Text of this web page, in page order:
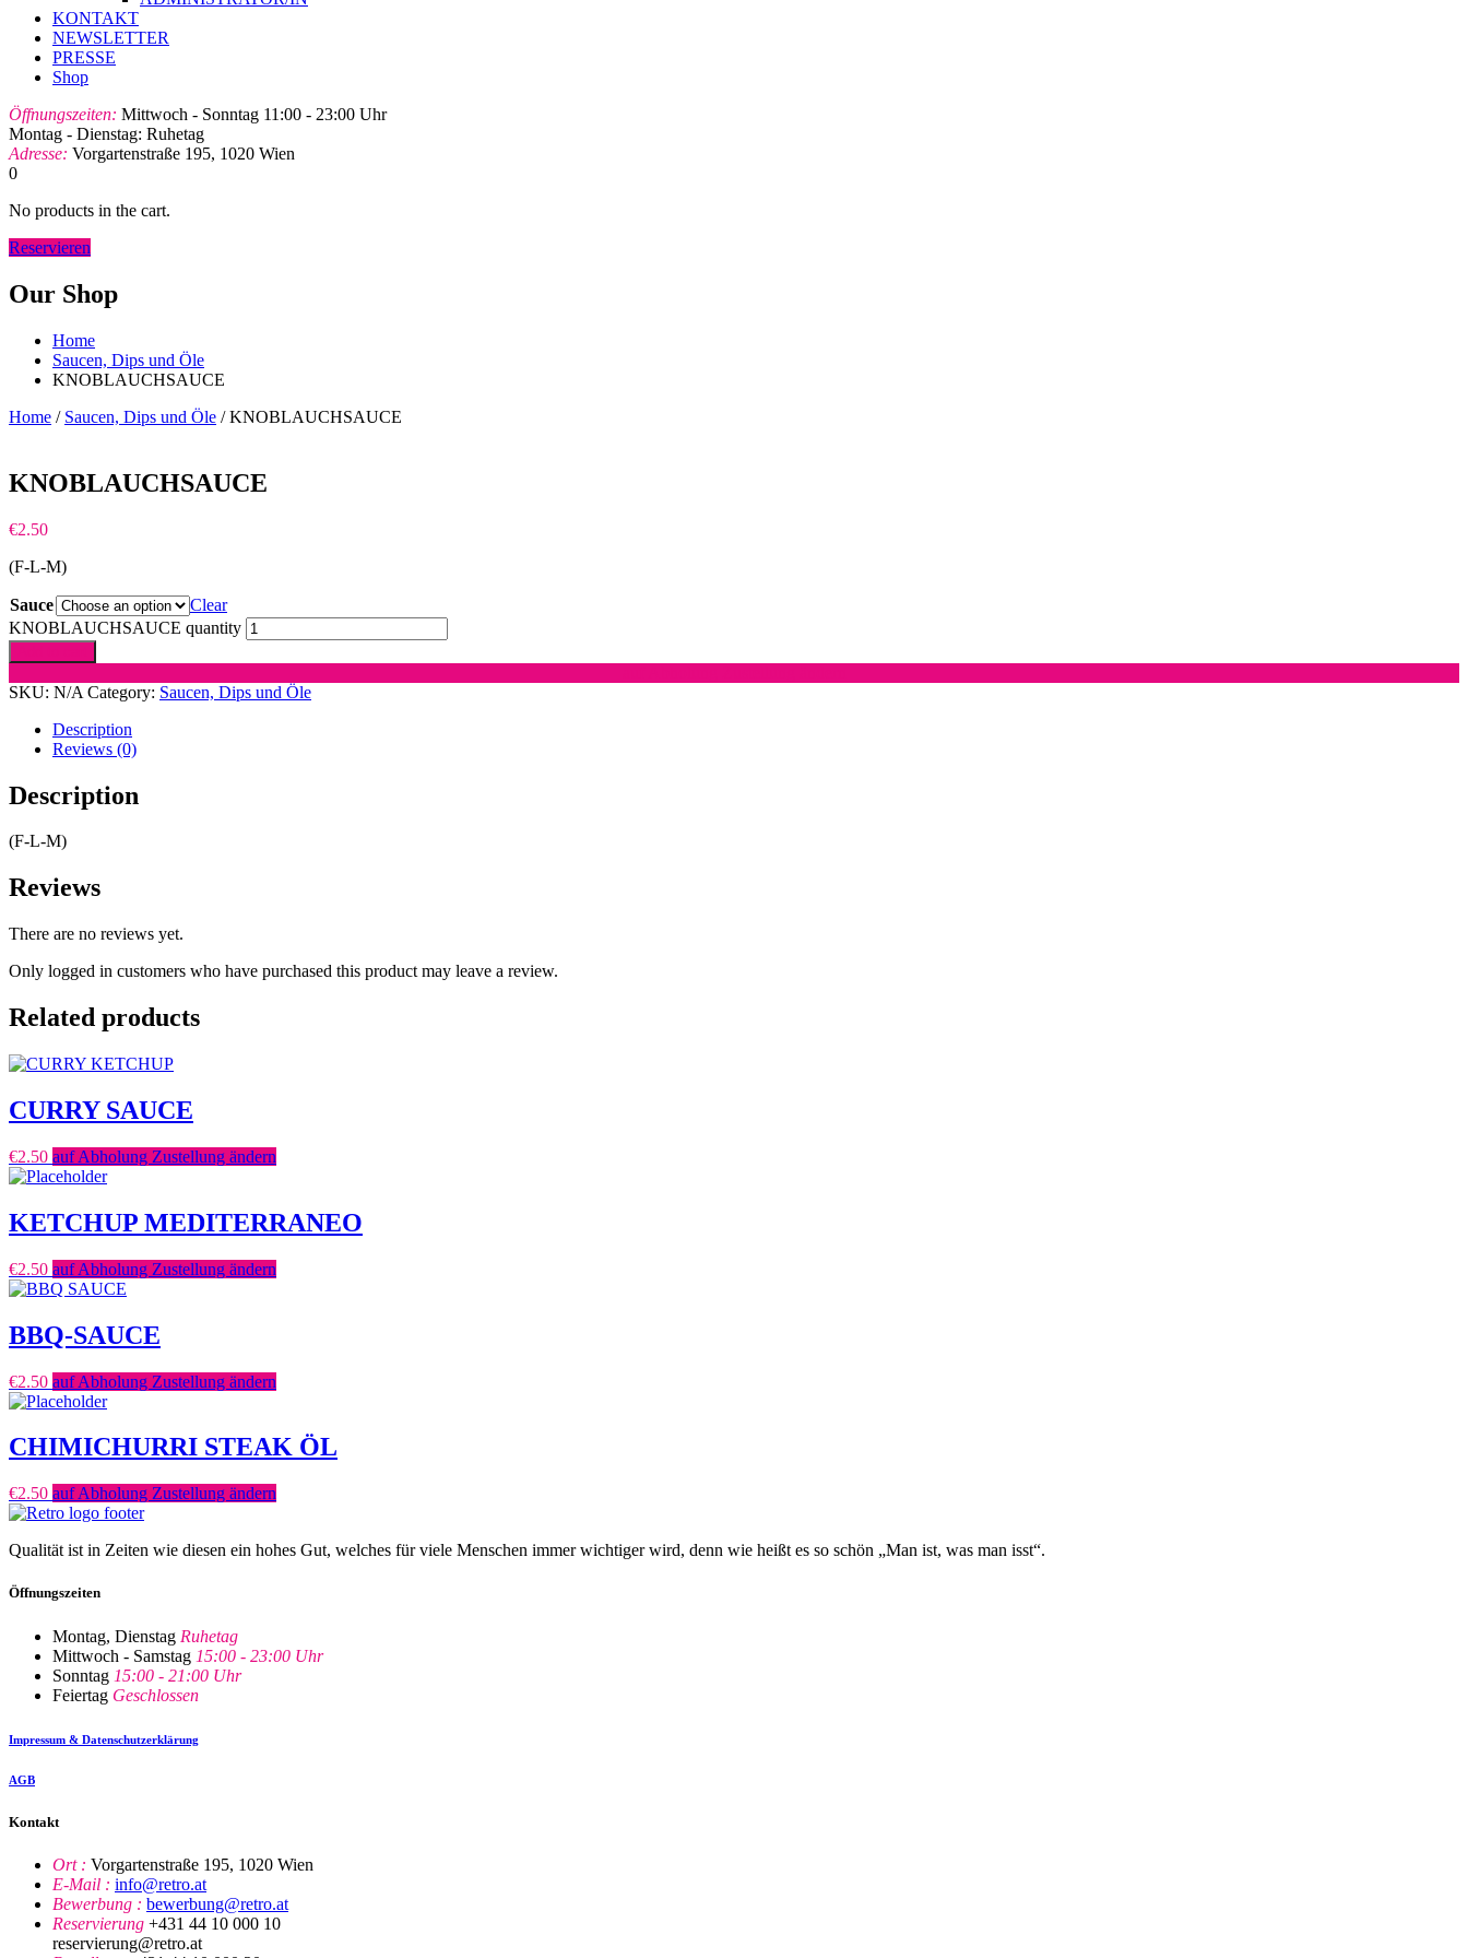
KONTAKT
NEWSLETTER
PRESSE
Shop
Öffnungszeiten: Mittwoch - Sonntag 11:00 - 23:00 Uhr
Montag - Dienstag: Ruhetag
Adresse: Vorgartenstraße 195, 1020 Wien
0
No products in the cart.
Reservieren
Our Shop
Home
Saucen, Dips und Öle
KNOBLAUCHSAUCE
Home / Saucen, Dips und Öle / KNOBLAUCHSAUCE
KNOBLAUCHSAUCE
€2.50
(F-L-M)
Sauce
Clear
KNOBLAUCHSAUCE quantity
SKU: N/A Category: Saucen, Dips und Öle
Description
Reviews (0)
Description
(F-L-M)
Reviews
There are no reviews yet.
Only logged in customers who have purchased this product may leave a review.
Related products
CURRY SAUCE
€2.50 auf Abholung Zustellung ändern
KETCHUP MEDITERRANEO
€2.50 auf Abholung Zustellung ändern
BBQ-SAUCE
€2.50 auf Abholung Zustellung ändern
CHIMICHURRI STEAK ÖL
€2.50 auf Abholung Zustellung ändern
Qualität ist in Zeiten wie diesen ein hohes Gut, welches für viele Menschen immer wichtiger wird, denn wie heißt es so schön „Man ist, was man isst“.
Öffnungszeiten
Montag, Dienstag Ruhetag
Mittwoch - Samstag 15:00 - 23:00 Uhr
Sonntag 15:00 - 21:00 Uhr
Feiertag Geschlossen
Impressum & Datenschutzerklärung
AGB
Kontakt
Ort : Vorgartenstraße 195, 1020 Wien
E-Mail : info@retro.at
Bewerbung : bewerbung@retro.at
Reservierung +431 44 10 000 10
reservierung@retro.at